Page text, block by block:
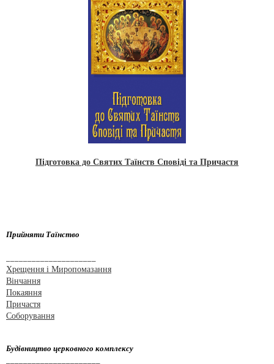
Підготовка до Святих Таїнств Сповіді та Причастя
Прийняти Таїнство
Хрещення і Миропомазання
Вінчання
Покаяння
Причастя
Соборування
Будівництво церковного комплексу